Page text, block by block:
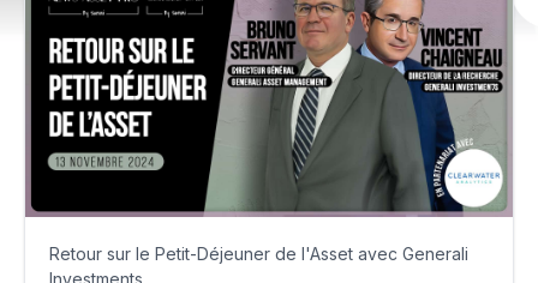
Retour sur le Petit-Déjeuner de l'Asset avec Generali
Investments